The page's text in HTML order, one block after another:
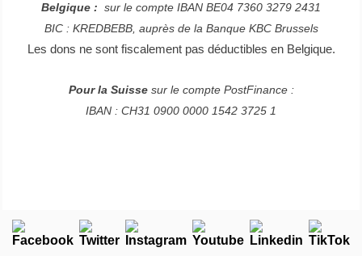
Belgique : sur le compte IBAN BE04 7360 3279 2431
BIC : KREDBEBB, auprès de la Banque KBC Brussels
Les dons ne sont fiscalement pas déductibles en Belgique.
Pour la Suisse sur le compte PostFinance :
IBAN : CH31 0900 0000 1542 3725 1